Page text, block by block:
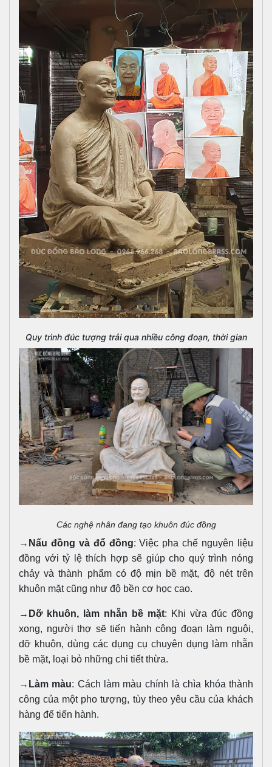
Quy trình đúc tượng trải qua nhiều công đoạn, thời gian
Các nghệ nhân đang tạo khuôn đúc đồng
→ Nấu đồng và đổ đồng: Việc pha chế nguyên liệu
đồng với tỷ lệ thích hợp sẽ giúp cho quý trình nóng
chảy và thành phẩm có độ mịn bề mặt, độ nét trên
khuôn mặt cũng như độ bền cơ học cao.
→ Dỡ khuôn, làm nhẵn bề mặt: Khi vừa đúc đồng
xong, người thợ sẽ tiến hành công đoạn làm nguội,
dỡ khuôn, dùng các dụng cụ chuyên dụng làm nhẵn
bề mặt, loại bỏ những chi tiết thừa.
→ Làm màu: Cách làm màu chính là chìa khóa thành
công của một pho tượng, tùy theo yêu cầu của khách
hàng để tiến hành.